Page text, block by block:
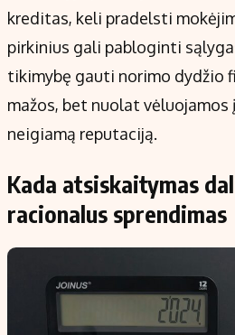
kreditas, keli pradelsti
pirkinius gali pabloginti
tikimybę gauti norimo dydžio
mažos, bet nuolat vėluojamos
neigiamą reputaciją.
Kada atsiskaitymas
racionalus sprendimas